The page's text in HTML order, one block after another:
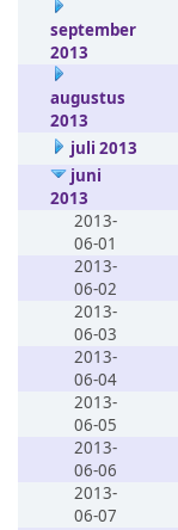
september
2013
augustus
2013
juli 2013
juni
2013
2013-
06-01
2013-
06-02
2013-
06-03
2013-
06-04
2013-
06-05
2013-
06-06
2013-
06-07